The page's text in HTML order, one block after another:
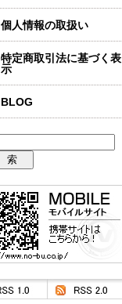
個人情報の取扱い
特定商取引法に基づく表
示
BLOG